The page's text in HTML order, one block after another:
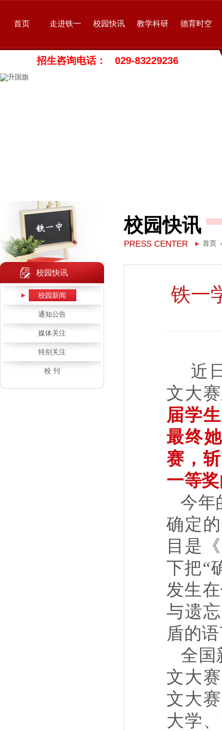
首页 走进铁一 校园快讯 教学科研 德育时空
招生咨询电话： 029-83229236
校园快讯
校园新闻
通知公告
媒体关注
特别关注
校 刊
校园快讯
PRESS CENTER 首页
铁一
近
文大
届学
最终
赛，
一等
今年
确定
目是
下把“
发生
与遗
盾的
全国
文大
文大
大学